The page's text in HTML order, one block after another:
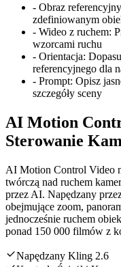
- Obraz
zdefiniowanym
- Wideo z ruchem:
wzorcami ruchu
- Orientacja:
referencyjnego dla
- Prompt: Opisz
szczegóły sceny
AI Motion
Sterowanie
AI Motion Control Video
twórczą nad ruchem
przez AI. Napędzany
obejmujące zoom,
jednocześnie ruchem
ponad 150 000 filmów z
Napędzany Kling 2.6